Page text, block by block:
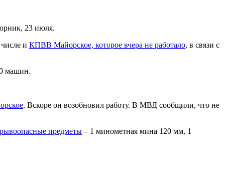
23 июля.
и КПВВ Майорское, которое вчера не работало, в связи с
машин.
. Вскоре он возобновил работу. В МВД сообщили, что не
предметы – 1 минометная мина 120 мм, 1